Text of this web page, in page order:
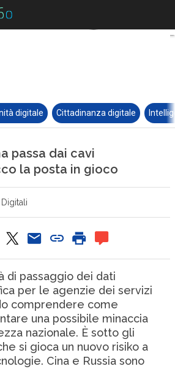
digitale Cittadinanza digitale
passa dai cavi
la posta in gioco
di passaggio dei dati
per le agenzie dei servizi
comprendere come
una possibile minaccia
nazionale. È sotto gli
si gioca un nuovo risiko a
Cina e Russia sono